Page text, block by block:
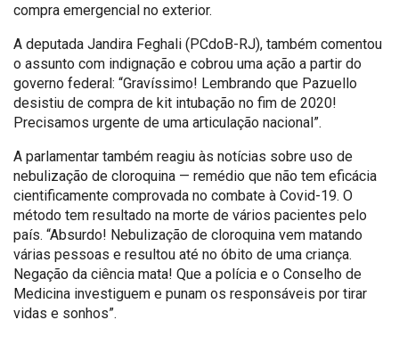
compra emergencial no exterior.
A deputada Jandira Feghali (PCdoB-RJ), também comentou
o assunto com indignação e cobrou uma ação a partir do
governo federal: “Gravíssimo! Lembrando que Pazuello
desistiu de compra de kit intubação no fim de 2020!
Precisamos urgente de uma articulação nacional”.
A parlamentar também reagiu às notícias sobre uso de
nebulização de cloroquina — remédio que não tem eficácia
cientificamente comprovada no combate à Covid-19. O
método tem resultado na morte de vários pacientes pelo
país. “Absurdo! Nebulização de cloroquina vem matando
várias pessoas e resultou até no óbito de uma criança.
Negação da ciência mata! Que a polícia e o Conselho de
Medicina investiguem e punam os responsáveis por tirar
vidas e sonhos”.